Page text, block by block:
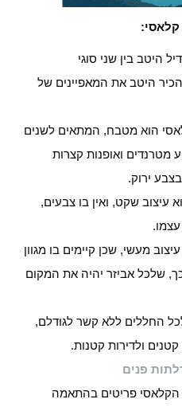
היטב בין שני סוגי
היטב את המאפיינים של
הוא מטבח, המתאים לשנים
מטרנדים ואופנות קצרות
ירוק.
עיצוב שקט, ואין בו צבעים,
מעשי, שכן קיימים בו מגוון
שלכל אביזר יהיה את המקום
החללים ללא קשר לגודלם,
ולדירות קטנות.
פנים
הקלאסי פריטים בהתאמה